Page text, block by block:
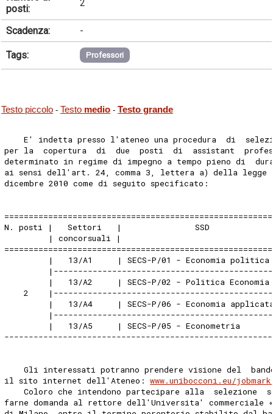
posti:
2
Scadenza: -
Tags: Professori
Testo piccolo - Testo medio - Testo grande
E' indetta presso l'ateneo una procedura  di
per la  copertura  di  due  posti  di  assistant
determinato in regime di impegno a tempo pieno di
ai sensi dell'art. 24, comma 3, lettera a) della legge
dicembre 2010 come di seguito specificato:
N. posti |   Settori   |               SSD             |
| concorsuali |
|   13/A1     | SECS-P/01 - Economia politica
|   13/A2     | SECS-P/02 - Politica Economia
2
|   13/A4     | SECS-P/06 - Economia
|   13/A5     | SECS-P/05 - Econometria
Gli interessati potranno prendere visione del
il sito internet dell'Ateneo: www.unibocconi.eu/
Coloro che intendono partecipare alla  selezione
farne domanda al rettore dell'Universita' commerciale